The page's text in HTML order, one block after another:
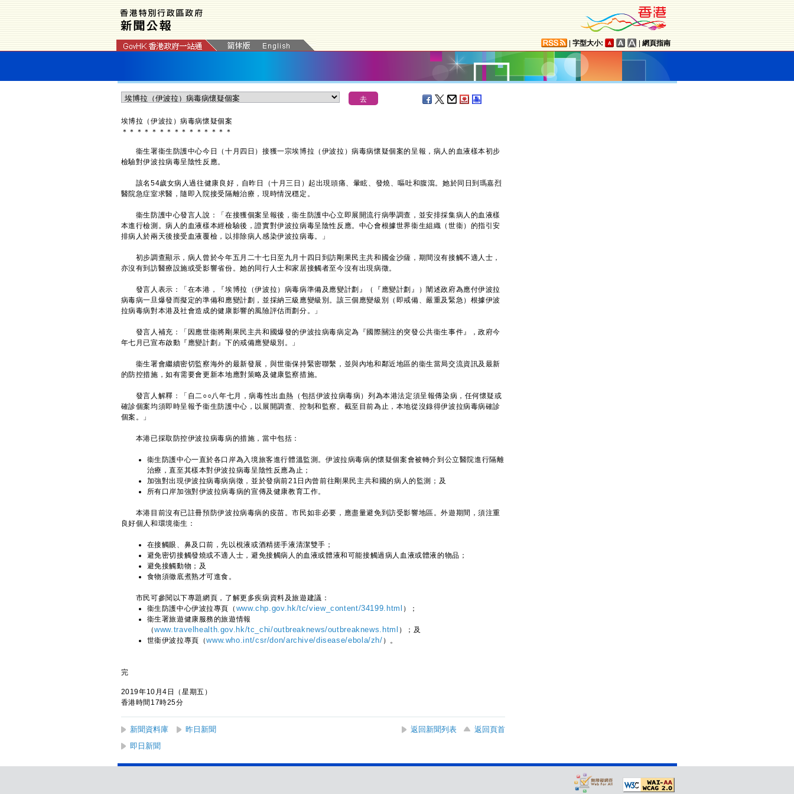
字型大小: 網頁指南
埃博拉（伊波拉）病毒病懷疑個案
＊ ＊ ＊ ＊ ＊ ＊ ＊ ＊ ＊ ＊ ＊ ＊ ＊ ＊ ＊
衞生署衞生防護中心今日（十月四日）接獲一宗埃博拉（伊波拉）病毒病懷疑個案的呈報，病人的血液樣本初步
檢驗對伊波拉病毒呈陰性反應。
該名54歲女病人過往健康良好，自昨日（十月三日）起出現頭痛、暈眩、發燒、嘔吐和腹瀉。她於同日到瑪嘉烈
醫院急症室求醫，隨即入院接受隔離治療，現時情況穩定。
衞生防護中心發言人說：「在接獲個案呈報後，衞生防護中心立即展開流行病學調查，並安排採集病人的血液樣
本進行檢測。病人的血液樣本經檢驗後，證實對伊波拉病毒呈陰性反應。中心會根據世界衞生組織（世衞）的指引安
排病人於兩天後接受血液覆檢，以排除病人感染伊波拉病毒。」
初步調查顯示，病人曾於今年五月二十七日至九月十四日到訪剛果民主共和國金沙薩，期間沒有接觸不適人士，
亦沒有到訪醫療設施或受影響省份。她的同行人士和家居接觸者至今沒有出現病徵。
發言人表示：「在本港，『埃博拉（伊波拉）病毒病準備及應變計劃』（『應變計劃』）闡述政府為應付伊波拉
病毒病一旦爆發而擬定的準備和應變計劃，並採納三級應變級別。該三個應變級別（即戒備、嚴重及緊急）根據伊波
拉病毒病對本港及社會造成的健康影響的風險評估而劃分。」
發言人補充：「因應世衞將剛果民主共和國爆發的伊波拉病毒病定為『國際關注的突發公共衞生事件』，政府今
年七月已宣布啟動『應變計劃』下的戒備應變級別。」
衞生署會繼續密切監察海外的最新發展，與世衞保持緊密聯繫，並與內地和鄰近地區的衞生當局交流資訊及最新
的防控措施，如有需要會更新本地應對策略及健康監察措施。
發言人解釋：「自二○○八年七月，病毒性出血熱（包括伊波拉病毒病）列為本港法定須呈報傳染病，任何懷疑或
確診個案均須即時呈報予衞生防護中心，以展開調查、控制和監察。截至目前為止，本地從沒錄得伊波拉病毒病確診
個案。」
本港已採取防控伊波拉病毒病的措施，當中包括：
衞生防護中心一直於各口岸為入境旅客進行體溫監測。伊波拉病毒病的懷疑個案會被轉介到公立醫院進行隔離
治療，直至其樣本對伊波拉病毒呈陰性反應為止；
加強對出現伊波拉病毒病病徵，並於發病前21日內曾前往剛果民主共和國的病人的監測；及
所有口岸加強對伊波拉病毒病的宣傳及健康教育工作。
本港目前沒有已註冊預防伊波拉病毒病的疫苗。市民如非必要，應盡量避免到訪受影響地區。外遊期間，須注重
良好個人和環境衞生：
在接觸眼、鼻及口前，先以梘液或酒精搓手液清潔雙手；
避免密切接觸發燒或不適人士，避免接觸病人的血液或體液和可能接觸過病人血液或體液的物品；
避免接觸動物；及
食物須徹底煮熟才可進食。
市民可參閱以下專題網頁，了解更多疾病資料及旅遊建議：
衞生防護中心伊波拉專頁（ www.chp.gov.hk/tc/view_content/34199.html ）；
衞生署旅遊健康服務的旅遊情報
（www.travelhealth.gov.hk/tc_chi/outbreaknews/outbreaknews.html ）；及
世衞伊波拉專頁（www.who.int/csr/don/archive/disease/ebola/zh/ ）。
完
2019年10月4日（星期五）
香港時間17時25分
新聞資料庫 昨日新聞 返回新聞列表
返回頁首
即日新聞